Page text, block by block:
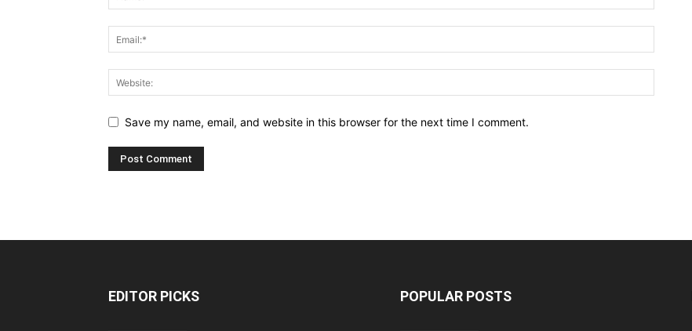
Save my name, email, and website in this browser for the next time I comment.
EDITOR PICKS POPULAR POSTS